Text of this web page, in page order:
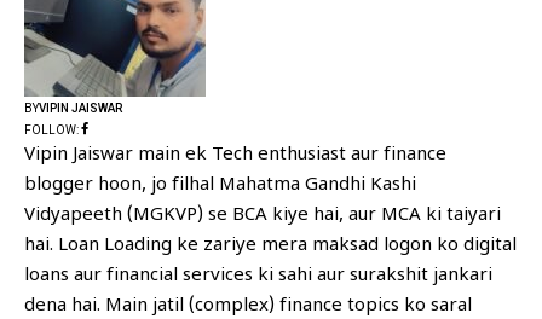
BYVIPIN JAISWAR
FOLLOW:
Vipin Jaiswar main ek Tech enthusiast aur finance
blogger hoon, jo filhal Mahatma Gandhi Kashi
Vidyapeeth (MGKVP) se BCA kiye hai, aur MCA ki taiyari
hai. Loan Loading ke zariye mera maksad logon ko digital
loans aur financial services ki sahi aur surakshit jankari
dena hai. Main jatil (complex) finance topics ko saral